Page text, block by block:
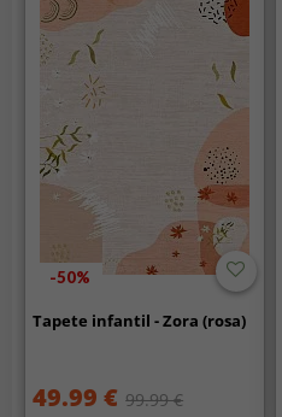
-50%
Tapete infantil - Zora (rosa)
49.99 € 99.99 €